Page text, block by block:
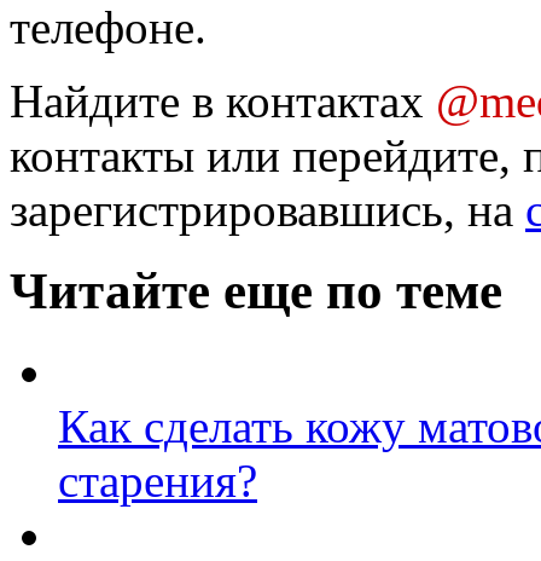
телефоне.
Найдите в контактах
контакты или перейдите,
зарегистрировавшись, на
Читайте еще по теме
Как сделать кожу
старения?